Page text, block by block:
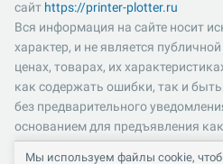
сайт https://printer-plotter.ru
Вся информация на сайте носит
характер, и не является
ценах, товарах, их
как содержать ошибки, так и
без предварительного
основанием для предъявления
Пожалуйста, уточняйте
Мы используем файлы cookie,